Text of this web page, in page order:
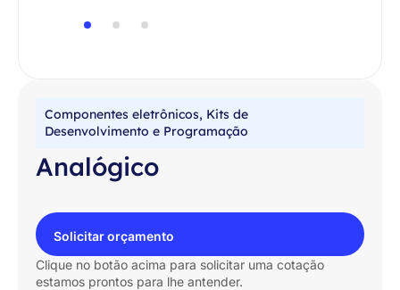
Componentes eletrônicos, Kits de
Desenvolvimento e Programação
Analógico
Solicitar orçamento
Clique no botão acima para solicitar uma cotação
estamos prontos para lhe antender.